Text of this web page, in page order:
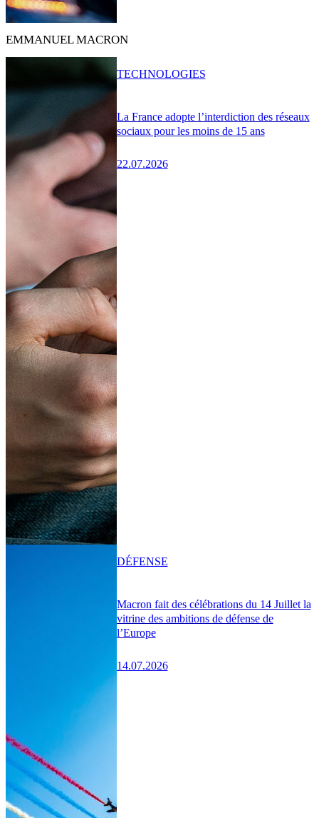
EMMANUEL MACRON
La France adopte l’interdiction des réseaux
sociaux pour les moins de 15 ans
22.07.2026
TECHNOLOGIES
Macron fait des célébrations du 14 Juillet la
vitrine des ambitions de défense de
l’Europe
14.07.2026
DÉFENSE